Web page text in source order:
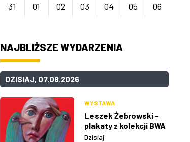
31 01 02 03 04 05 06
NAJBLIŻSZE WYDARZENIA
DZISIAJ, 07.08.2026
WYSTAWA
Leszek Żebrowski -
plakaty z kolekcji BWA
w Rzeszowie
Dzisiaj